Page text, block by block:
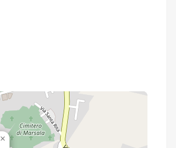
×